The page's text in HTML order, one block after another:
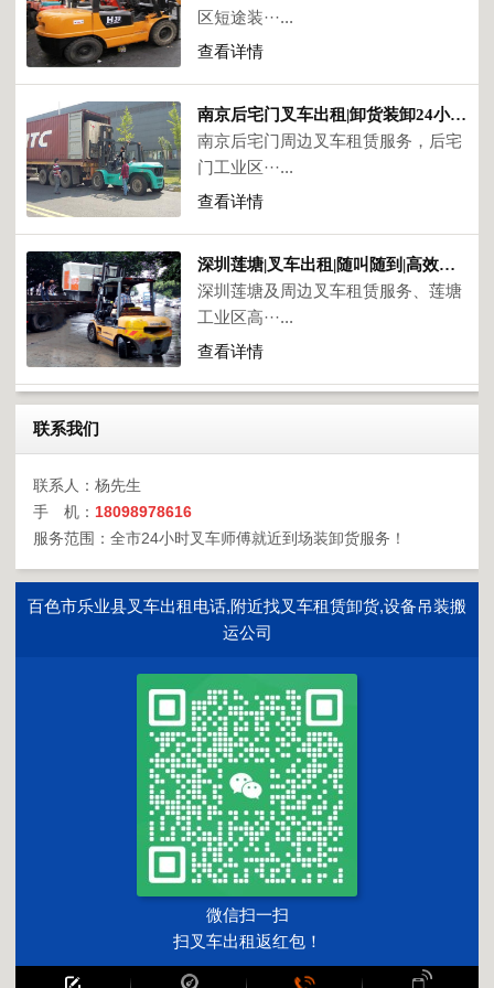
区短途装···...
查看详情
南京后宅门叉车出租|卸货装卸24小时响应
南京后宅门周边叉车租赁服务，后宅
门工业区···...
查看详情
深圳莲塘|叉车出租|随叫随到|高效降本30%
深圳莲塘及周边叉车租赁服务、莲塘
工业区高···...
查看详情
联系我们
联系人：杨先生
手 机： 18098978616
服务范围：全市24小时叉车师傅就近到场装卸货服务！
百色市乐业县叉车出租电话,附近找叉车租赁卸货,设备吊装搬
运公司
微信扫一扫
扫叉车出租返红包！